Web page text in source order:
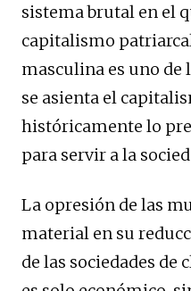
sistema brutal en el
capitalismo
masculina es uno de
se asienta el
históricamente lo
para servir a la
La opresión de las
material en su
de las sociedades de